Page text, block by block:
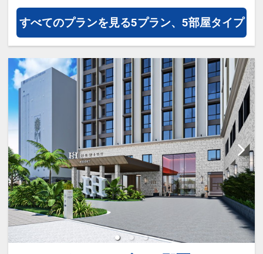
簡易清掃となります。
※旅行代金に含まれます。
ご宿泊者様にホテルから朝食をご用意！
このプランは食事なしプランですが「ご
宿泊者様に朝食をご用意」いたします。
朝はやっぱりちゃんと、朝ごはん！
さまざまな朝食のスタイルに合った温か
い料理と琉球料理を毎日1～2品ご用意し
ております。
ここがポイント！
●離島への発着に便利な泊港まで徒歩約
１分！
●滞在中、大浴場の利用ＯＫ！
●ウェルカムコーヒー付（おひとり様／
滞在中１回）
※セルフサービスとなります（６：３０
～１０：００、１５：００～２２：０
０）
●全室空気清浄機完備！
●全室ＷＯＷＷＯＷ視聴可能！
●全室Ｗｉ-Ｆｉ完備！
すべてのプランを見る5プラン、5部屋タイプ